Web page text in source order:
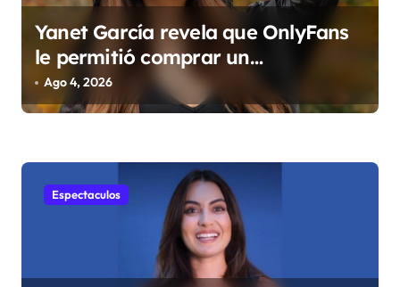
Yanet García revela que OnlyFans
le permitió comprar un
departamento en Manhattan
Ago 4, 2026
Espectaculos